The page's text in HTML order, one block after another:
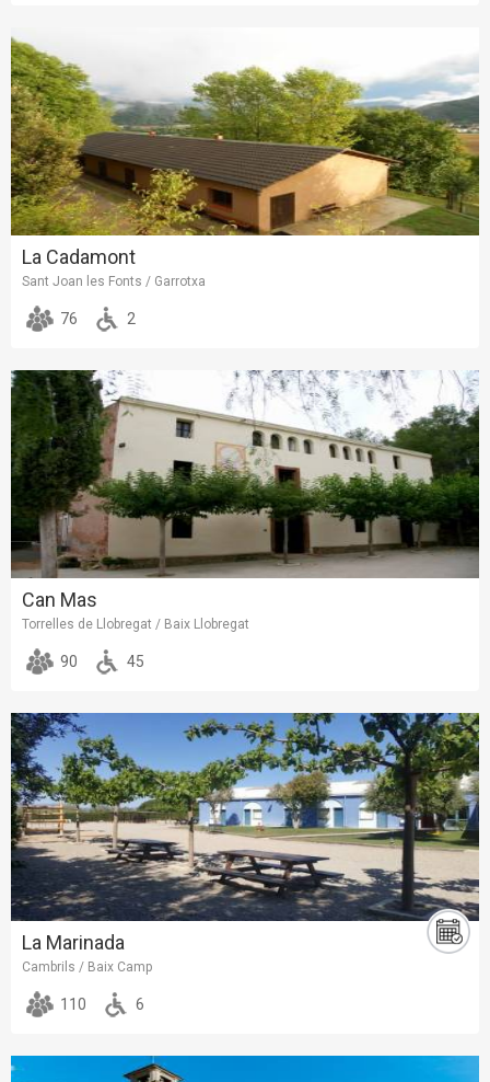
La Cadamont
Sant Joan les Fonts / Garrotxa
76 2
Can Mas
Torrelles de Llobregat / Baix Llobregat
90 45
La Marinada
Cambrils / Baix Camp
110 6